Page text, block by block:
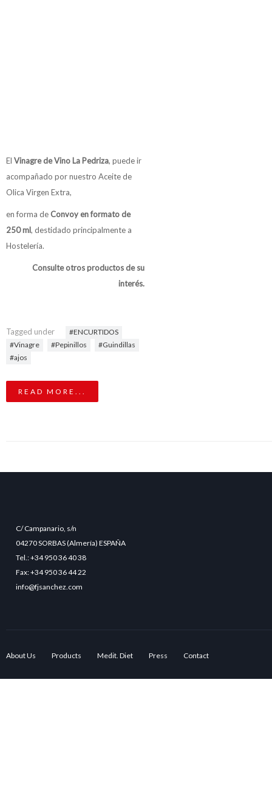
El Vinagre de Vino La Pedriza, puede ir
acompañado por nuestro Aceite de
Olica Virgen Extra,
en forma deConvoy en formato de
250 ml, destidado principalmente a
Hostelería.
Consulte otros productos de su
interés.
Tagged under
ENCURTIDOS
Vinagre
Pepinillos
Guindillas
ajos
READ MORE...
C/ Campanario, s/n
04270 SORBAS (Almería) ESPAÑA
Tel.: +34 950 36 40 38
Fax: +34 950 36 44 22
info@fjsanchez.com
About Us Products Medit. Diet Press Contact